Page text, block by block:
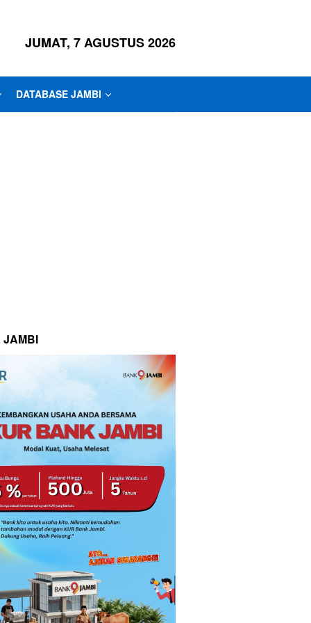
JUMAT, 7 AGUSTUS 2026
DATABASE JAMBI